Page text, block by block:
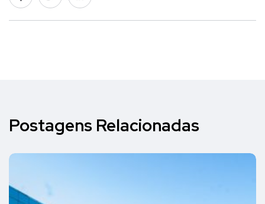
Postagens Relacionadas